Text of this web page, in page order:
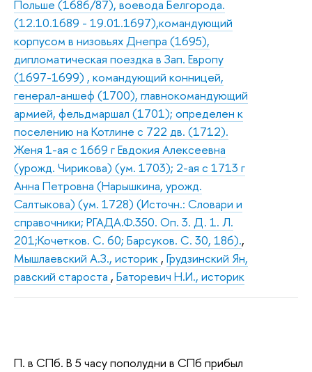
Польше (1686/87), воевода Белгорода.
(12.10.1689 - 19.01.1697),командующий
корпусом в низовьях Днепра (1695),
дипломатическая поездка в Зап. Европу
(1697-1699) , командующий конницей,
генерал-аншеф (1700), главнокомандующий
армией, фельдмаршал (1701); определен к
поселению на Котлине с 722 дв. (1712).
Женя 1-ая с 1669 г Евдокия Алексеевна
(урожд. Чирикова) (ум. 1703); 2-ая с 1713 г
Анна Петровна (Нарышкина, урожд.
Салтыкова) (ум. 1728) (Источн.: Словари и
справочники; РГАДА.Ф.350. Оп. 3. Д. 1. Л.
201;Кочетков. С. 60; Барсуков. С. 30, 186).,
Мышлаевский А.З., историк , Грудзинский Ян,
равский староста , Баторевич Н.И., историк
П. в СПб. В 5 часу пополудни в СПб прибыл